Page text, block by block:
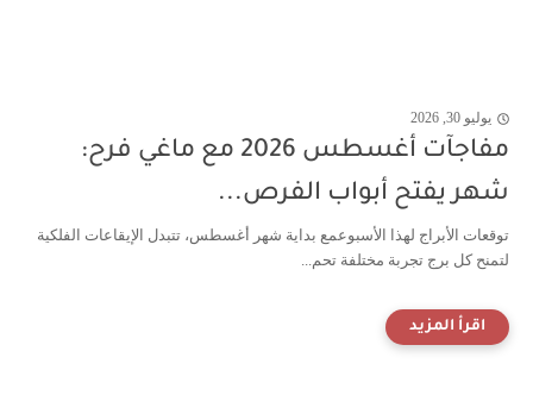
يوليو 30, 2026
مفاجآت أغسطس 2026 مع ماغي فرح:
شهر يفتح أبواب الفرص...
توقعات الأبراج لهذا الأسبوعمع بداية شهر أغسطس، تتبدل الإيقاعات الفلكية
لتمنح كل برج تجربة مختلفة تحم...